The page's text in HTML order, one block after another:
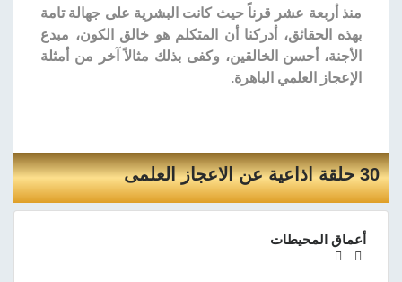
منذ أربعة عشر قرناً حيث كانت البشرية على جهالة تامة
بهذه الحقائق، أدركنا أن المتكلم هو خالق الكون، مبدع
الأجنة، أحسن الخالقين، وكفى بذلك مثالاً آخر من أمثلة
الإعجاز العلمي الباهرة.
30 حلقة اذاعية عن الاعجاز العلمى
أعماق المحيطات